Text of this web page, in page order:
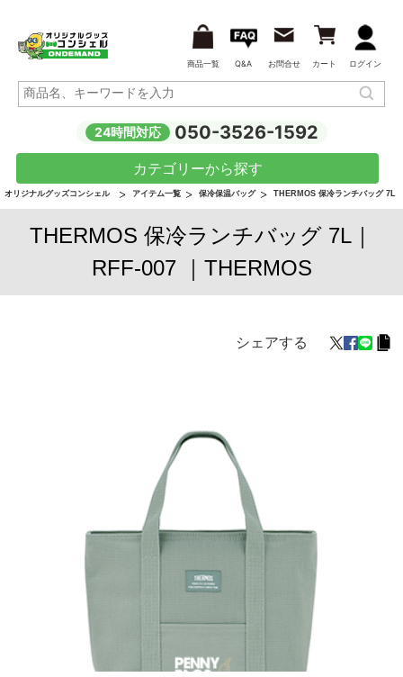
商品一覧 Q&A お問合せ カート ログイン
24時間対応 050-3526-1592
カテゴリーから探す
オリジナルグッズコンシェル アイテム一覧 保冷保温バッグ THERMOS 保冷ランチバッグ 7L
THERMOS 保冷ランチバッグ 7L｜
RFF-007 ｜THERMOS
シェアする